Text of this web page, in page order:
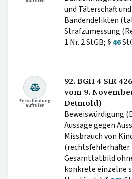
und Täterschaft
Bandendelikten
Strafzumessung
1 Nr. 2 StGB; §46
Entscheidung
aufrufen
92. BGH 4 StR
vom 9.
Detmold)
Beweiswürdigung
Aussage gegen
Missbrauch von
(rechtsfehlerhafter
Gesamttatbild
konkrete einzelne